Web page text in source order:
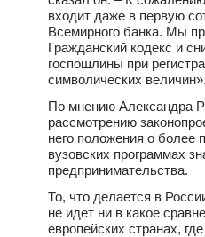
входит даже в первую
Всемирного банка. Мы
Гражданский кодекс и
госпошлины при
символических
По мнению Александра
рассмотрению
него положения о более
вузовских программах
предпринимательства.
То, что делается в
не идет ни в какое
европейских странах,